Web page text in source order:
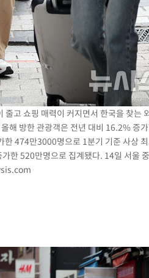
고 쇼핑 매력이 커지면서 한국을 찾는
해 방한 관광객은 전년 대비 16.2% 증
474만3000명으로 1분기 기준 사상
한 520만명으로 집계됐다. 14일 서울